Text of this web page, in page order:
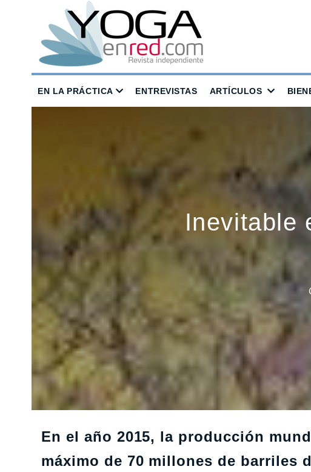
EN LA PRÁCTICA ENTREVISTAS ARTÍCULOS
Inevitable
En el año 2015, la producción
máximo de 70 millones de barriles